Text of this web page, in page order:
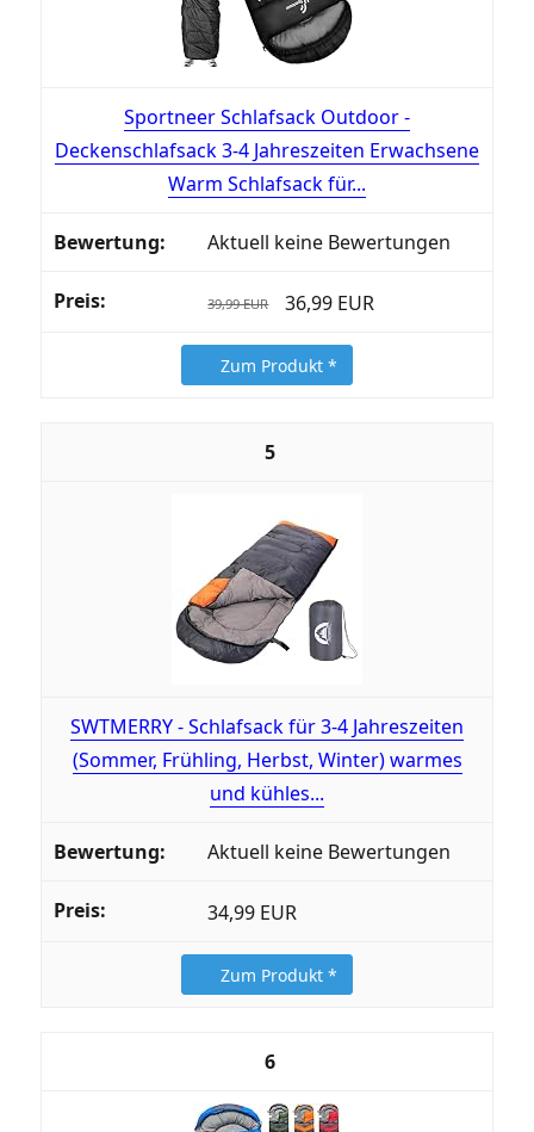
Sportneer Schlafsack Outdoor -
Deckenschlafsack 3-4 Jahreszeiten Erwachsene
Warm Schlafsack für...
Aktuell keine Bewertungen
39,99 EUR 36,99 EUR
Zum Produkt *
5
SWTMERRY - Schlafsack für 3-4 Jahreszeiten
(Sommer, Frühling, Herbst, Winter) warmes
und kühles...
Aktuell keine Bewertungen
34,99 EUR
Zum Produkt *
6